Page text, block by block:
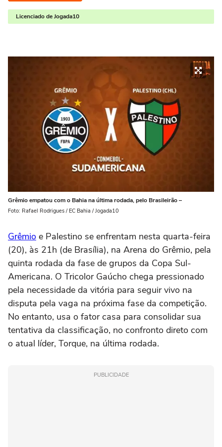
Licenciado de Jogada10
Grêmio empatou com o Bahia na última rodada, pelo Brasileirão –
Foto: Rafael Rodrigues / EC Bahia / Jogada10
Grêmio e Palestino se enfrentam nesta quarta-feira
(20), às 21h (de Brasília), na Arena do Grêmio, pela
quinta rodada da fase de grupos da Copa Sul-
Americana. O Tricolor Gaúcho chega pressionado
pela necessidade da vitória para seguir vivo na
disputa pela vaga na próxima fase da competição.
No entanto, usa o fator casa para consolidar sua
tentativa da classificação, no confronto direto com
o atual líder, Torque, na última rodada.
PUBLICIDADE